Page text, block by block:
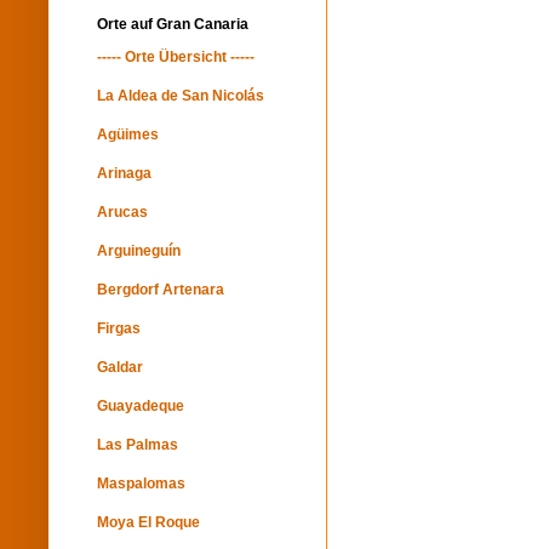
Orte auf Gran Canaria
----- Orte Übersicht -----
La Aldea de San Nicolás
Agüimes
Arinaga
Arucas
Arguineguín
Bergdorf Artenara
Firgas
Galdar
Guayadeque
Las Palmas
Maspalomas
Moya El Roque